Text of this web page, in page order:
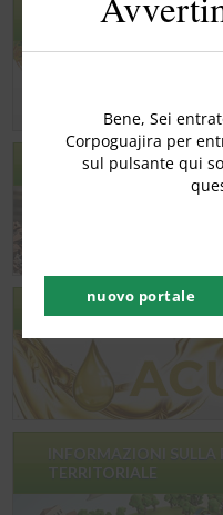
GEODATABASE -GDB
ACU – OLIO DA
TERRITORIALE
Bene, Sei
Corpoguajira per
sul pulsante qui
nuovo portale